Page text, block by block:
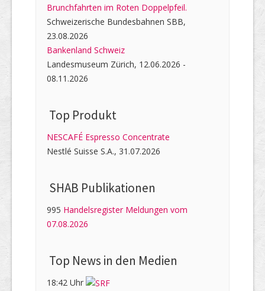
Brunchfahrten im Roten Doppelpfeil.
Schweizerische Bundesbahnen SBB,
23.08.2026
Bankenland Schweiz
Landesmuseum Zürich, 12.06.2026 -
08.11.2026
Top Produkt
NESCAFÉ Espresso Concentrate
Nestlé Suisse S.A., 31.07.2026
SHAB Publi­kati­onen
995 Handelsregister Meldungen vom
07.08.2026
Top News in den Medien
18:42 Uhr